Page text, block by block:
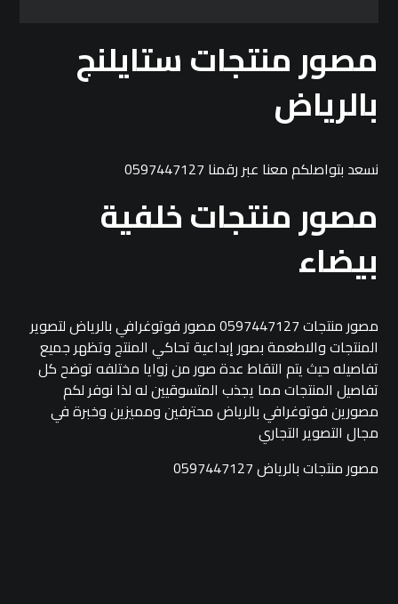
مصور منتجات ستايلنج
بالرياض
نسعد بتواصلكم معنا عبر رقمنا 0597447127
مصور منتجات خلفية
بيضاء
مصور منتجات 0597447127 مصور فوتوغرافي بالرياض لتصوير
المنتجات والاطعمة بصور إبداعية تحاكي المنتج وتظهر جميع
تفاصيله حيث يتم التقاط عدة صور من زوايا مختلفه توضح كل
تفاصيل المنتجات مما يجذب المتسوقيين له لذا نوفر لكم
مصورين فوتوغرافي بالرياض محترفين ومميزين وخبرة في
مجال التصوير التجاري
مصور منتجات بالرياض 0597447127